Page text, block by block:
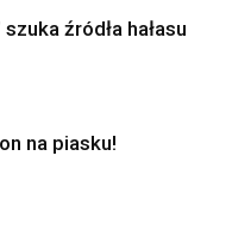
źródła hałasu
na piasku!